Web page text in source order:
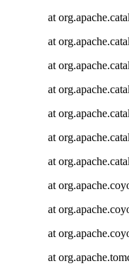
at
at
at
at
at
at
at
at
at
at
at